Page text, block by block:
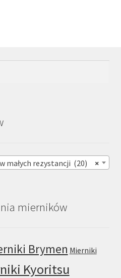
×
rezystancji (20)
mierników
Brymen Mierniki
Kyoritsu